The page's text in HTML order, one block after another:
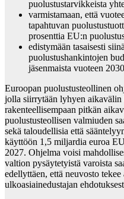
puolustustarvikkeista
varmistamaan, että
tapahtuvan
prosenttia EU:n
edistymään tasaisesti
puolustushankintojen
jäsenmaista vuoteen
Euroopan puolustusteollinen
jolla siirrytään lyhyen aikavälin
rakenteellisempaan pitkän
puolustusteollisen valmiuden
sekä taloudellisia että
käyttöön 1,5 miljardia euroa
2027. Ohjelma voisi
valtion pysäytetyistä varoista
edellyttäen, että neuvosto
ulkoasiainedustajan